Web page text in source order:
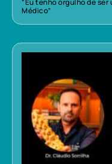
“Eu tenho orgulho de
Médico”